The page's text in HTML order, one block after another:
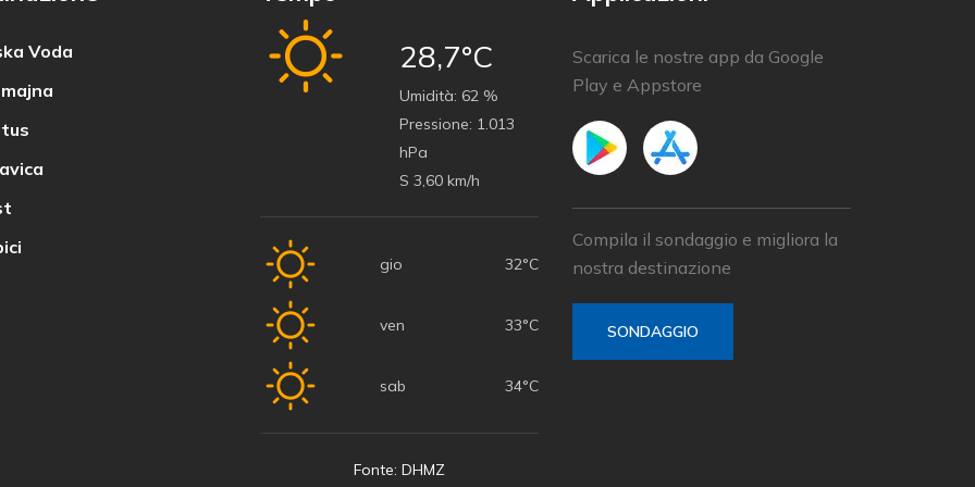
Voda
28,7°C
Umidità: 62 %
Pressione: 1.013
hPa
S 3,60 km/h
gio 32°C
ven 33°C
sab 34°C
Fonte: DHMZ
Scarica le nostre app da Google
Play e Appstore
Compila il sondaggio e migliora la
nostra destinazione
SONDAGGIO